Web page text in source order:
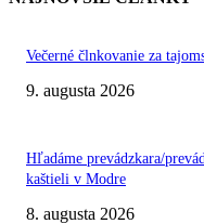
Večerné člnkovanie za
9. augusta 2026
Hľadáme prevádzkara/
kaštieli v Modre
8. augusta 2026